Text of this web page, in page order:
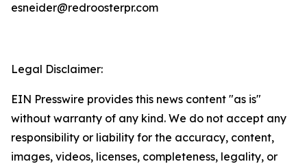
esneider@redroosterpr.com
Legal Disclaimer:
EIN Presswire provides this news content "as is"
without warranty of any kind. We do not accept any
responsibility or liability for the accuracy, content,
images, videos, licenses, completeness, legality, or